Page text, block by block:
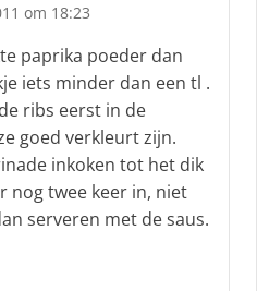
om 18:23
paprika poeder dan
iets minder dan een tl .
ribs eerst in de
goed verkleurt zijn.
inkoken tot het dik
nog twee keer in, niet
serveren met de saus.